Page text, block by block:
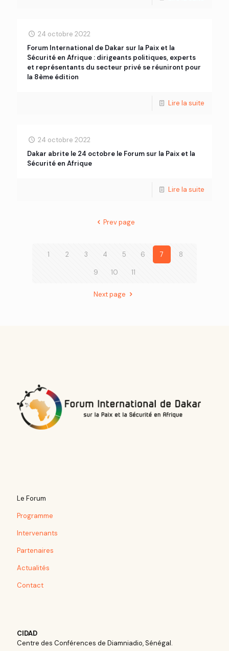
24 octobre 2022
Forum International de Dakar sur la Paix et la
Sécurité en Afrique : dirigeants politiques, experts
et représentants du secteur privé se réuniront pour
la 8ème édition
Lire la suite
24 octobre 2022
Dakar abrite le 24 octobre le Forum sur la Paix et la
Sécurité en Afrique
Lire la suite
Prev page
1 2 3 4 5 6 7 8
9 10 11
Next page
Le Forum
Programme
Intervenants
Partenaires
Actualités
Contact
CIDAD
Centre des Conférences de Diamniadio, Sénégal.